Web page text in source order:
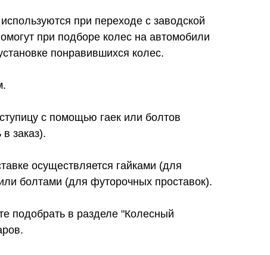
при переходе с заводской
при подборе колес на автомобили
понравившихся колес.
с помощью гаек или болтов
заказ).
осуществляется гайками (для
болтами (для футорочных проставок).
подобрать в разделе "Колесный